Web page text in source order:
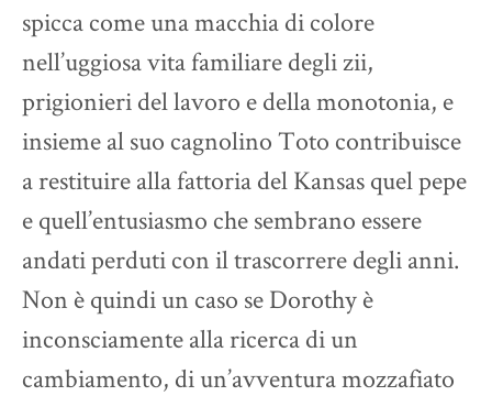
spicca come una macchia di colore
nell’uggiosa vita familiare degli zii,
prigionieri del lavoro e della monotonia, e
insieme al suo cagnolino Toto contribuisce
a restituire alla fattoria del Kansas quel pepe
e quell’entusiasmo che sembrano essere
andati perduti con il trascorrere degli anni.
Non è quindi un caso se Dorothy è
inconsciamente alla ricerca di un
cambiamento, di un’avventura mozzafiato